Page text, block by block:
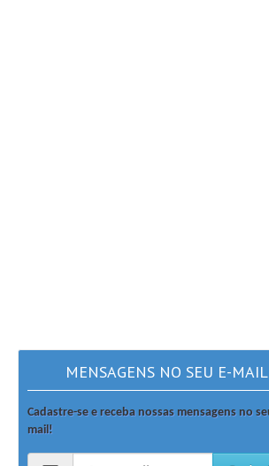
MENSAGENS NO SEU E-MAIL
Cadastre-se e receba nossas mensagens no
mail!